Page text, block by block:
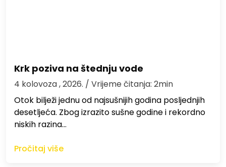
Krk poziva na štednju vode
4 kolovoza , 2026. / Vrijeme čitanja: 2min
Otok bilježi jednu od najsušnijih godina posljednjih
desetljeća. Zbog izrazito sušne godine i rekordno
niskih razina…
Pročitaj više